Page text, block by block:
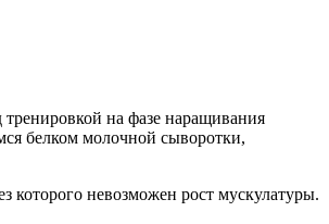
на фазе наращивания
белком молочной сыворотки,
которого невозможен рост мускулатуры.